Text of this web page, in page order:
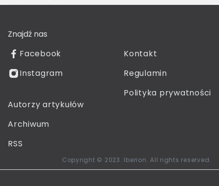
Znajdź nas
Facebook
Instagram
Kontakt
Regulamin
Polityka prywatności
Autorzy artykułów
Archiwum
RSS
Copyright © 2023. Iberion. All rights reserved.